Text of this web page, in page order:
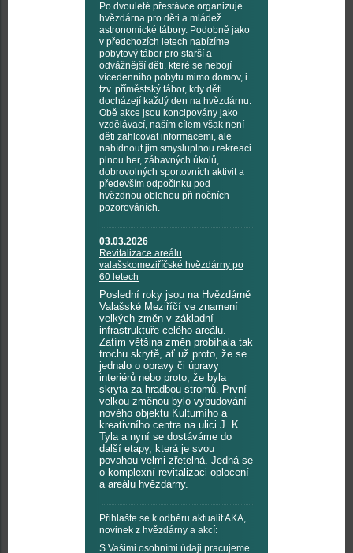
Po dvouleté přestávce organizuje
hvězdárna pro děti a mládež
astronomické tábory. Podobně jako
v předchozích letech nabízíme
pobytový tábor pro starší a
odvážnější děti, které se nebojí
vícedenního pobytu mimo domov, i
tzv. příměstský tábor, kdy děti
docházejí každý den na hvězdárnu.
Obě akce jsou koncipovány jako
vzdělávací, naším cílem však není
děti zahlcovat informacemi, ale
nabídnout jim smysluplnou rekreaci
plnou her, zábavných úkolů,
dobrovolných sportovních aktivit a
především odpočinku pod
hvězdnou oblohou při nočních
pozorováních.
03.03.2026
Revitalizace areálu
valašskomeziříčské hvězdárny po
60 letech
Poslední roky jsou na Hvězdárně
Valašské Meziříčí ve znamení
velkých změn v základní
infrastruktuře celého areálu.
Zatím většina změn probíhala tak
trochu skrytě, ať už proto, že se
jednalo o opravy či úpravy
interiérů nebo proto, že byla
skryta za hradbou stromů. První
velkou změnou bylo vybudování
nového objektu Kulturního a
kreativního centra na ulici J. K.
Tyla a nyní se dostáváme do
další etapy, která je svou
povahou velmi zřetelná. Jedná se
o komplexní revitalizaci oplocení
a areálu hvězdárny.
Přihlašte se k odběru aktualit AKA,
novinek z hvězdárny a akcí:
S Vašimi osobními údaji pracujeme